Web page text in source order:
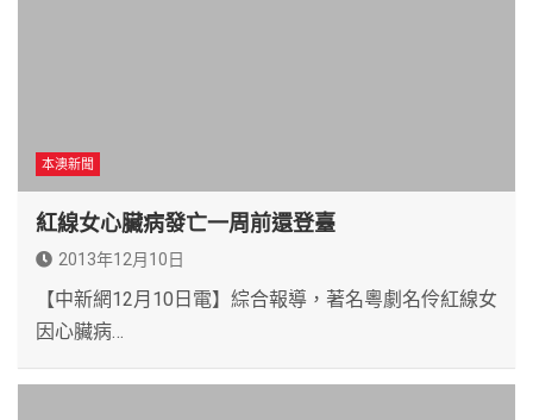
本澳新聞
紅線女心臟病發亡一周前還登臺
2013年12月10日
【中新網12月10日電】綜合報導，著名粵劇名伶紅線女
因心臟病…